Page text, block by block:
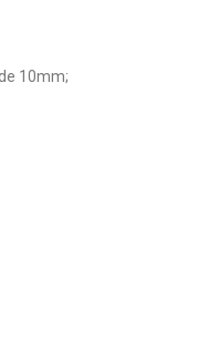
10mm;